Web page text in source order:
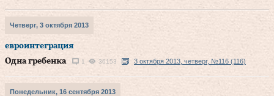
Четверг, 3 октября 2013
евроинтеграция
Одна гребенка
1 36153 3 октября 2013, четверг, №116 (116)
Понедельник, 16 сентября 2013